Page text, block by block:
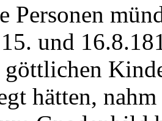
Personen
und
göttlichen
hätten,